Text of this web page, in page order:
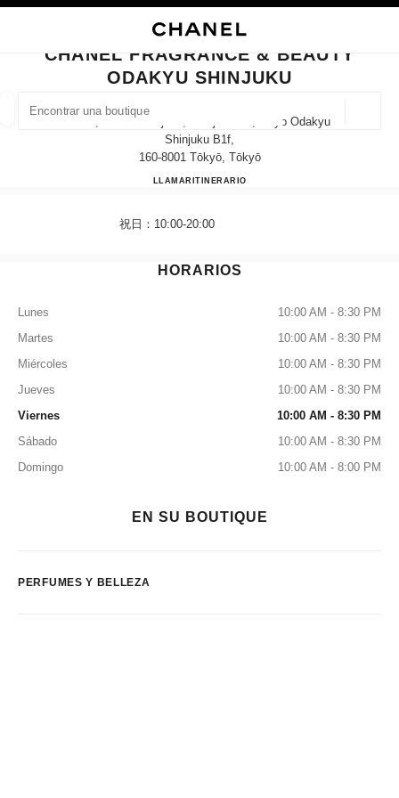
BUSCAR UNA BOUTIQUE
las sugerencias se muestran debajo de esta barra de búsqueda
0 Sugerencias disponibles
CERRAR TARJETA DE BOUTIQUE CHANEL FRAGRANCE & BEAUTY
CHANEL FRAGRANCE & BEAUTY
ODAKYU SHINJUKU
1-5-1, Nishi-Shhinjuku, Shinjuku-Ku,tokyo Odakyu
Shinjuku B1f,
160-8001 Tōkyō, Tōkyō
LLAMAR03-3348-6859
ITINERARIOCHANEL FRAGRANCE &
祝日：10:00-20:00
HORARIOS
Lunes
10:00 AM - 8:30 PM
Martes
10:00 AM - 8:30 PM
Miércoles
10:00 AM - 8:30 PM
Jueves
10:00 AM - 8:30 PM
Viernes
10:00 AM - 8:30 PM
Sábado
10:00 AM - 8:30 PM
Domingo
10:00 AM - 8:00 PM
EN SU BOUTIQUE
PERFUMES Y BELLEZA
RELOJERÍA Y JOYERÍA